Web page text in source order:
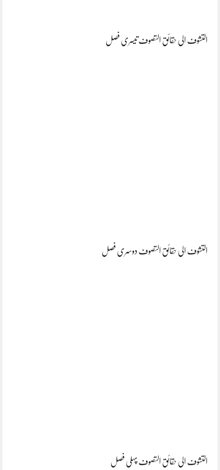
التشوف الی حقائق التصوف تیسری فصل
التشوف الی حقائق التصوف دوسری فصل
التشوف الی حقائق التصوف پہلی فصل